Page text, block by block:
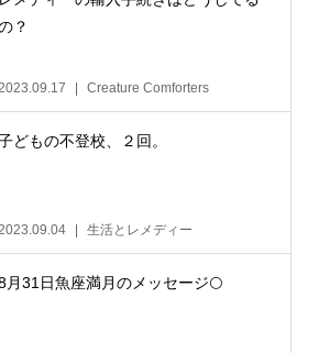
？
Creature Comforters
どもの不登校、２回。
生活とレメディー
月31日魚座満月のメッセージ🌕